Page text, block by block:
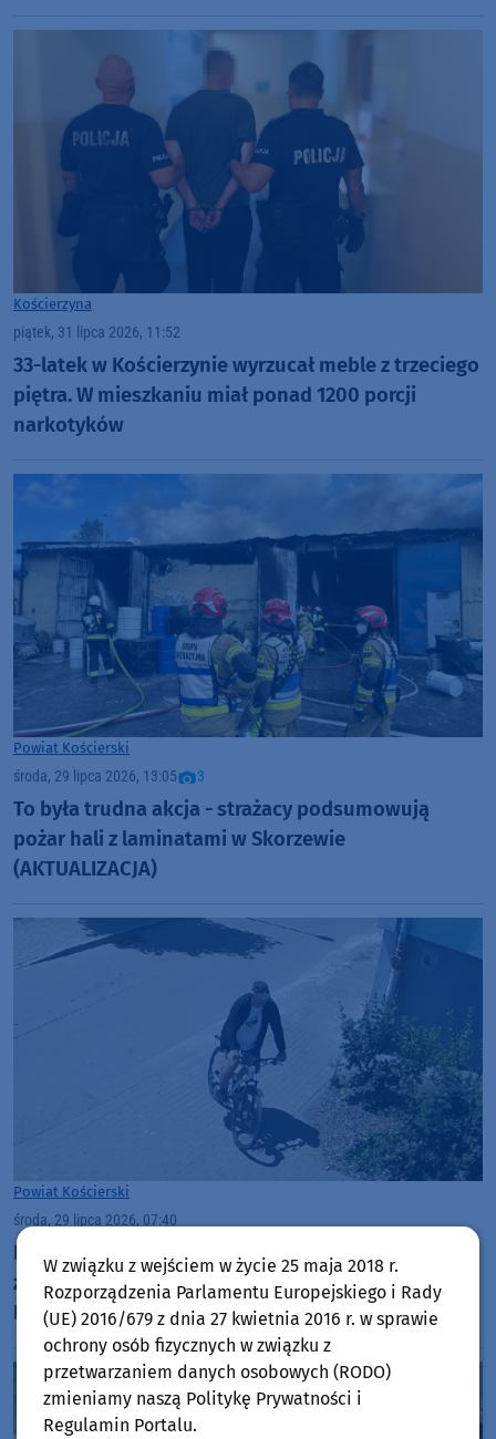
Kościerzyna
piątek, 31 lipca 2026, 11:52
33-latek w Kościerzynie wyrzucał meble z trzeciego
piętra. W mieszkaniu miał ponad 1200 porcji
narkotyków
Powiat Kościerski
środa, 29 lipca 2026, 13:05 3
To była trudna akcja - strażacy podsumowują
pożar hali z laminatami w Skorzewie
(AKTUALIZACJA)
Powiat Kościerski
środa, 29 lipca 2026, 07:40
Kościerscy policjanci poszukują mężczyzny w
związku z kradzieżą roweru. Jednoślad zniknął w
Kościerzynie
W związku z wejściem w życie 25 maja 2018 r.
Rozporządzenia Parlamentu Europejskiego i Rady
(UE) 2016/679 z dnia 27 kwietnia 2016 r. w sprawie
ochrony osób fizycznych w związku z
przetwarzaniem danych osobowych (RODO)
zmieniamy naszą Politykę Prywatności i
Regulamin Portalu.